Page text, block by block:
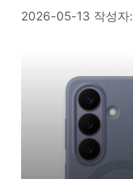
2026-05-13 작성자: